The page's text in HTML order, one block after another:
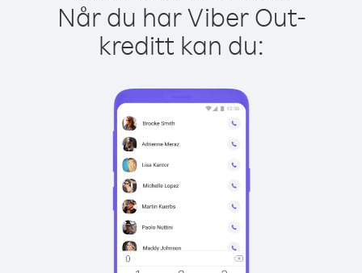
Når du har Viber Out-
kreditt kan du: